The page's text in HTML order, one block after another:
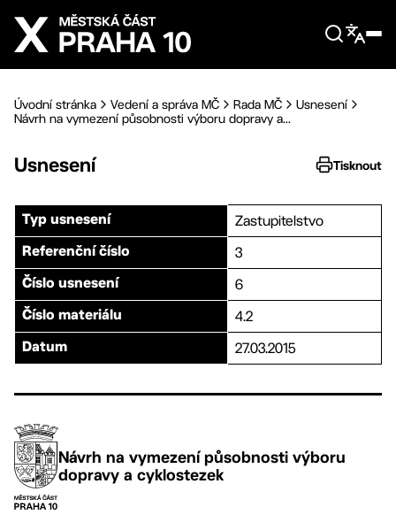
Přejít na hlavní obsah
Úvodní stránka Vedení a správa MČ Rada MČ
Usnesení
Návrh na vymezení působnosti výboru dopravy a...
Usnesení Tisknout
Typ usnesení Zastupitelstvo
Referenční číslo 3
Číslo usnesení 6
Číslo materiálu 4.2
Datum 27.03.2015
Návrh na vymezení působnosti výboru
dopravy a cyklostezek